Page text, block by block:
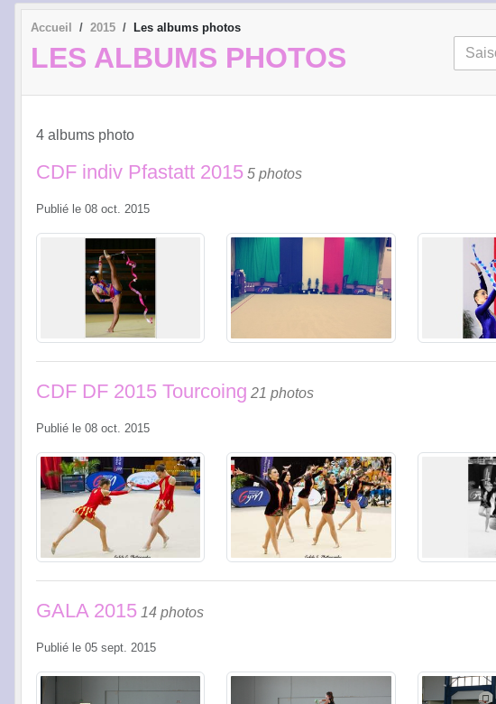
Accueil 2015 Les albums photos
LES ALBUMS PHOTOS
4 albums photo
CDF indiv Pfastatt 2015 5 photos
Publié le 08 oct. 2015
CDF DF 2015 Tourcoing 21 photos
Publié le 08 oct. 2015
GALA 2015 14 photos
Publié le 05 sept. 2015